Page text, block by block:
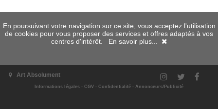
Art Absolument
Informations légales - CGV - Confidentialité - Annonceurs/Publicité
En poursuivant votre navigation sur ce site, vous acceptez l'utilisation
de cookies pour vous proposer des services et offres adaptés à vos
centres d'intérêt. En savoir plus...